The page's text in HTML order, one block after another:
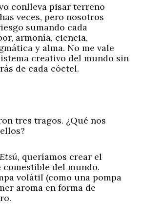
conlleva pisar terreno
veces, pero nosotros
sumando cada
armonía, ciencia,
y alma. No me vale
creativo del mundo sin
de cada cóctel.
tres tragos. ¿Qué nos
, queríamos crear el
del mundo.
volátil (como una pompa
aroma en forma de